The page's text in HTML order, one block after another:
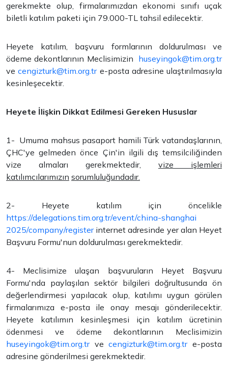
gerekmekte olup, firmalarımızdan ekonomi sınıfı uçak
biletli katılım paketi için 79.000-TL tahsil edilecektir.
Heyete katılım, başvuru formlarının doldurulması ve
ödeme dekontlarının Meclisimizin huseyingok@tim.org.tr
vecengizturk@tim.org.tre-posta adresine ulaştırılmasıyla
kesinleşecektir.
Heyete İlişkin Dikkat Edilmesi Gereken Hususlar
1- Umuma mahsus pasaport hamili Türk vatandaşlarının,
ÇHC'ye gelmeden önce Çin'in ilgili dış temsilciliğinden
vize almaları gerekmektedir, vize işlemleri
katılımcılarımızın sorumluluğundadır.
2- Heyete katılım için öncelikle
https://delegations.tim.org.tr/event/china-shanghai
2025/company/registerinternet adresinde yer alan Heyet
Başvuru Formu'nun doldurulması gerekmektedir.
4- Meclisimize ulaşan başvuruların Heyet Başvuru
Formu'nda paylaşılan sektör bilgileri doğrultusunda ön
değerlendirmesi yapılacak olup, katılımı uygun görülen
firmalarımıza e-posta ile onay mesajı gönderilecektir.
Heyete katılımın kesinleşmesi için katılım ücretinin
ödenmesi ve ödeme dekontlarının Meclisimizin
huseyingok@tim.org.trvecengizturk@tim.org.tre-posta
adresine gönderilmesi gerekmektedir.